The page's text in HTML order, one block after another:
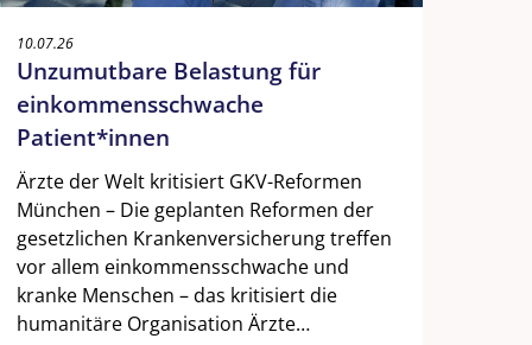
10.07.26
Unzumutbare Belastung für
einkommensschwache
Patient*innen
Ärzte der Welt kritisiert GKV-Reformen
München – Die geplanten Reformen der
gesetzlichen Krankenversicherung treffen
vor allem einkommensschwache und
kranke Menschen – das kritisiert die
humanitäre Organisation Ärzte…